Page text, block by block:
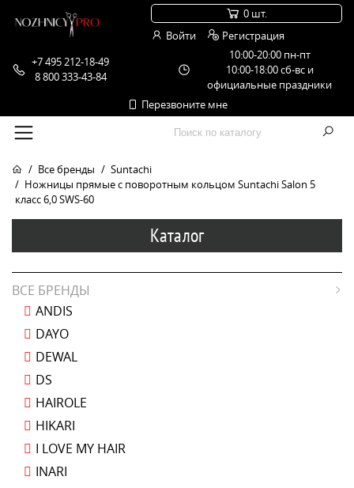
+7 495 212-18-49
8 800 333-43-84
10:00-20:00 пн-пт
10:00-18:00 сб-вс и
официальные праздники
Перезвоните мне
0 шт.
Войти
Регистрация
Все бренды
Suntachi
Ножницы прямые с поворотным кольцом Suntachi Salon 5
класс 6,0 SWS-60
Каталог
ВСЕ БРЕНДЫ
ANDIS
DAYO
DEWAL
DS
HAIROLE
HIKARI
I LOVE MY HAIR
INARI